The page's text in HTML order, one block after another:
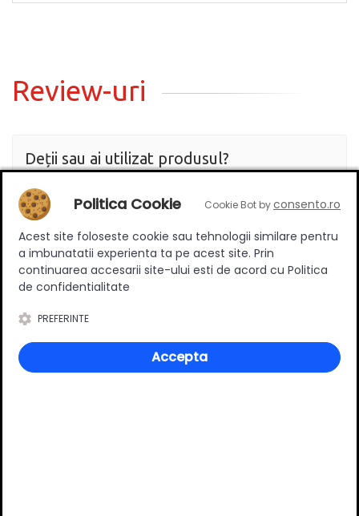
Review-uri
Deții sau ai utilizat produsul?
Adaugă un review
Politica Cookie Cookie Bot byconsento.ro
Acest site foloseste cookie sau tehnologii similare pentru
a imbunatatii experienta ta pe acest site. Prin
continuarea accesarii site-ului esti de acord cu Politica
de confidentialitate
PREFERINTE
Accepta